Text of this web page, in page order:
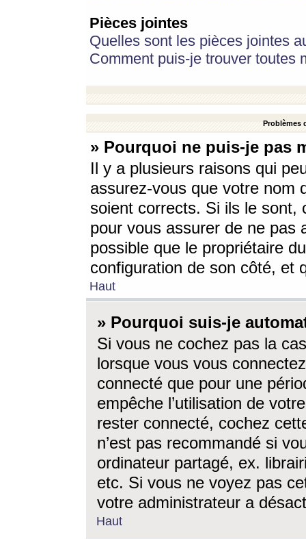
Pièces jointes
Quelles sont les pièces jointes
Comment puis-je trouver toutes
Problèmes
» Pourquoi ne puis-je pas
Il y a plusieurs raisons qui
assurez-vous que votre nom
soient corrects. Si ils le sont,
pour vous assurer de ne pas
possible que le propriétaire
configuration de son côté, et
Haut
» Pourquoi suis-je
Si vous ne cochez pas la
lorsque vous vous
connecté que pour une
empêche l’utilisation de
rester connecté, cochez
n’est pas recommandé si
ordinateur partagé, ex.
etc. Si vous ne voyez pas
votre administrateur a
Haut